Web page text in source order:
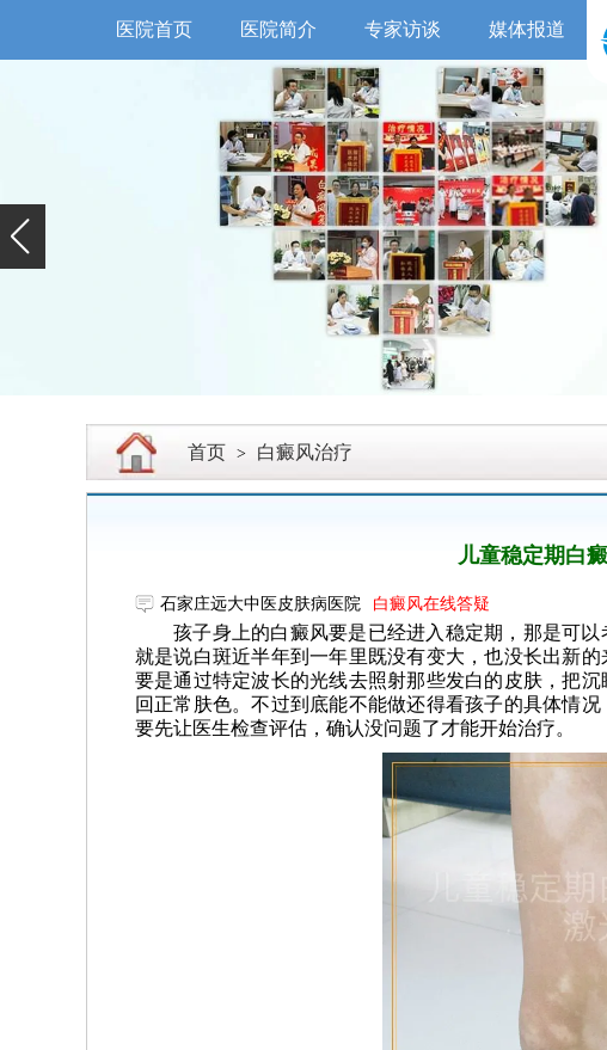
医院首页 医院简介 专家访谈 媒体报道
首页 > 白癜风治疗
儿童稳定期白
石家庄远大中医皮肤病医院 白癜风在线答疑
孩子身上的白癜风要是已经进入稳定期，那是可
就是说白斑近半年到一年里既没有变大，也没长出新
要是通过特定波长的光线去照射那些发白的皮肤，把
回正常肤色。不过到底能不能做还得看孩子的具体情
要先让医生检查评估，确认没问题了才能开始治疗。